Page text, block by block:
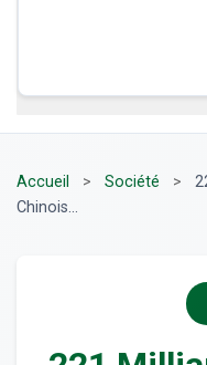
Accueil > Société >
Chinois...